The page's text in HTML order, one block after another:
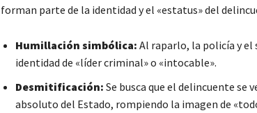
forman parte de la identidad y el «estatus» del
Humillación simbólica: Al raparlo, la policía y
identidad de «líder criminal» o «intocable».
Desmitificación: Se busca que el delincuente se
absoluto del Estado, rompiendo la imagen de